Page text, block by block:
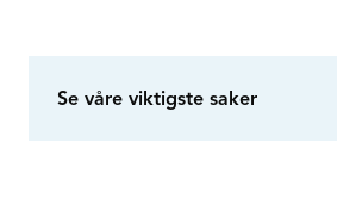
Se våre viktigste saker